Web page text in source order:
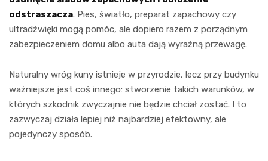
odstraszacza. Pies, światło, preparat zapachowy czy
ultradźwięki mogą pomóc, ale dopiero razem z porządnym
zabezpieczeniem domu albo auta dają wyraźną przewagę.
Naturalny wróg kuny istnieje w przyrodzie, lecz przy budynku
ważniejsze jest coś innego: stworzenie takich warunków, w
których szkodnik zwyczajnie nie będzie chciał zostać. I to
zazwyczaj działa lepiej niż najbardziej efektowny, ale
pojedynczy sposób.